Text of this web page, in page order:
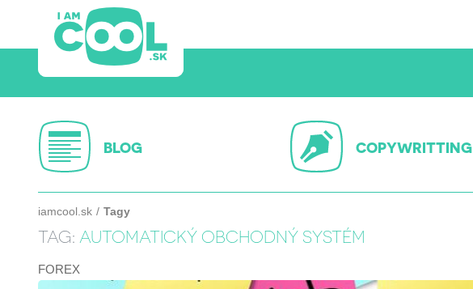
BLOG COPYWRITTING
iamcool.sk Tagy
TAG: AUTOMATICKÝ OBCHODNÝ SYSTÉM
FOREX